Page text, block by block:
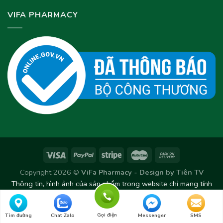
Tìm đường Chat Zalo Gọi điện Messenger SMS
VIFA PHARMACY
Copyright 2026 © ViFa Pharmacy - Design by Tiên TV
Thông tin, hình ảnh của sản phẩm trong website chỉ mang tính
chất tham khảo. Sản phẩm thực tế có thể thay đổi/chênh lệch
theo từng Lô sản xuất.